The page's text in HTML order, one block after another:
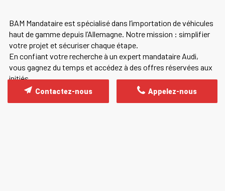
BAM Mandataire est spécialisé dans l’importation de véhicules
haut de gamme depuis l’Allemagne. Notre mission : simplifier
votre projet et sécuriser chaque étape.
En confiant votre recherche à un expert mandataire Audi,
vous gagnez du temps et accédez à des offres réservées aux
initiés.
CONCLUSION Appelez-nous
Contactez-nous